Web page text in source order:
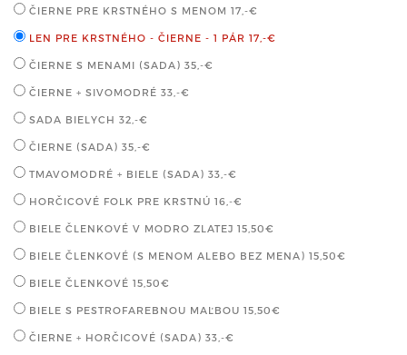
ČIERNE PRE KRSTNÉHO S MENOM 17,-€
LEN PRE KRSTNÉHO - ČIERNE - 1 PÁR 17,-€
ČIERNE S MENAMI (SADA) 35,-€
ČIERNE + SIVOMODRÉ 33,-€
SADA BIELYCH 32,-€
ČIERNE (SADA) 35,-€
TMAVOMODRÉ + BIELE (SADA) 33,-€
HORČICOVÉ FOLK PRE KRSTNÚ 16,-€
BIELE ČLENKOVÉ V MODRO ZLATEJ 15,50€
BIELE ČLENKOVÉ (S MENOM ALEBO BEZ MENA) 15,50€
BIELE ČLENKOVÉ 15,50€
BIELE S PESTROFAREBNOU MAĽBOU 15,50€
ČIERNE + HORČICOVÉ (SADA) 33,-€